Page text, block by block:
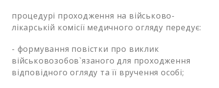
процедурі проходження на військово-
лікарській комісії медичного огляду передує:
- формування повістки про виклик
військовозобов`язаного для проходження
відповідного огляду та її вручення особі;